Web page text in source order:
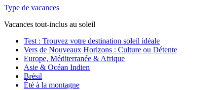
Type de vacances
Vacances tout-inclus au soleil
Test : Trouvez votre destination soleil idéale
Vers de Nouveaux Horizons : Culture ou Détente
Europe, Méditerranée & Afrique
Asie & Océan Indien
Brésil
Été à la montagne